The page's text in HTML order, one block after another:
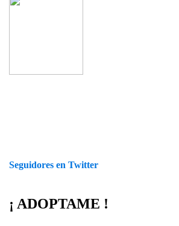
Seguidores en Twitter
¡ ADOPTAME !